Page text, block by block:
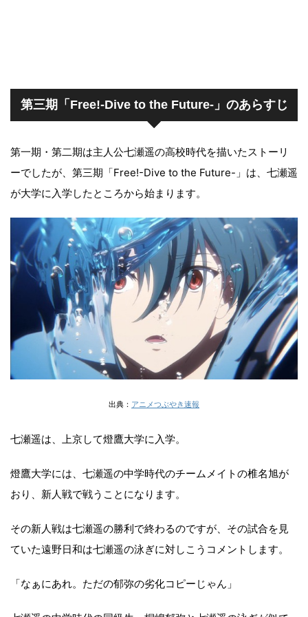
第三期「Free!-Dive to the Future-」のあらすじ
第一期・第二期は主人公七瀬遥の高校時代を描いたストーリ
ーでしたが、第三期「Free!-Dive to the Future- 」は、七瀬遥
が大学に入学したところから始まります。
出典： アニメつぶやき速報
七瀬遥は、上京して燈鷹大学に入学。
燈鷹大学には、七瀬遥の中学時代のチームメイトの椎名旭が
おり、新人戦で戦うことになります。
その新人戦は七瀬遥の勝利で終わるのですが、その試合を見
ていた遠野日和は七瀬遥の泳ぎに対しこうコメントします。
「なぁにあれ。ただの郁弥の劣化コピーじゃん」